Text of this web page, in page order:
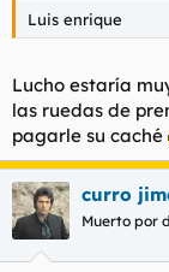
Luis enrique
Lucho estaría
las ruedas de
pagarle su caché
curro
Muerto por